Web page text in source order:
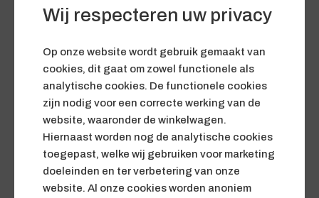
Wij respecteren uw privacy
Op onze website wordt gebruik gemaakt van
cookies, dit gaat om zowel functionele als
analytische cookies. De functionele cookies
zijn nodig voor een correcte werking van de
website, waaronder de winkelwagen.
Hiernaast worden nog de analytische cookies
toegepast, welke wij gebruiken voor marketing
doeleinden en ter verbetering van onze
website. Al onze cookies worden anoniem
Inloggen
Aanmelden
Wachtwoord vergeten